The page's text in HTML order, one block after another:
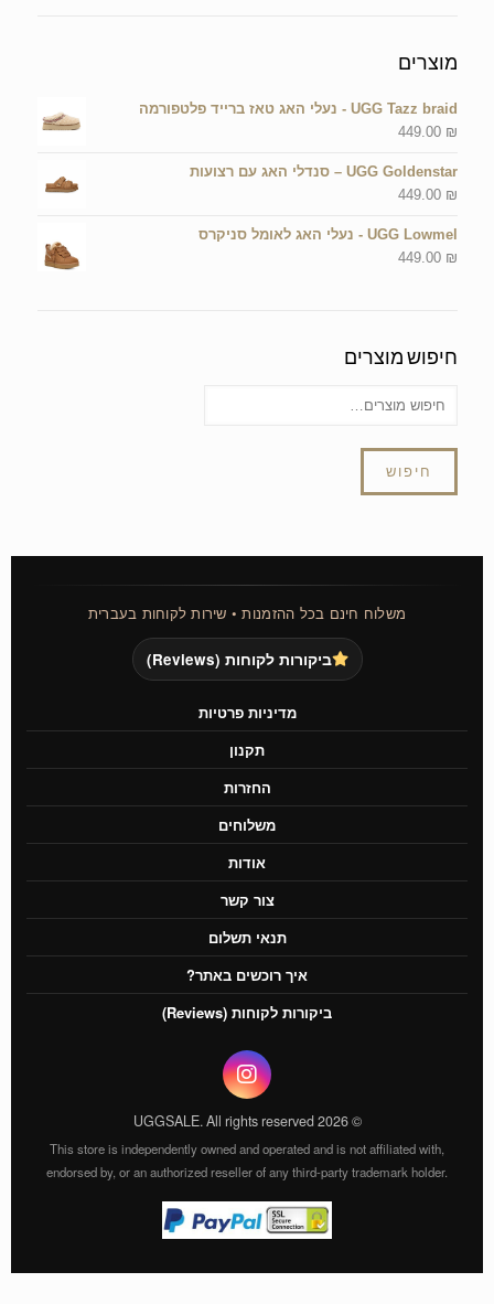
מוצרים
UGG Tazz braid - נעלי האג טאז ברייד פלטפורמה
449.00 ₪
UGG Goldenstar – סנדלי האג עם רצועות
449.00 ₪
UGG Lowmel - נעלי האג לאומל סניקרס
449.00 ₪
חיפוש מוצרים
חיפוש
משלוח חינם בכל ההזמנות • שירות לקוחות בעברית
ביקורות לקוחות (Reviews)
מדיניות פרטיות
תקנון
החזרות
משלוחים
אודות
צור קשר
תנאי תשלום
איך רוכשים באתר?
ביקורות לקוחות (Reviews)
©
2026
UGGSALE. All rights reserved
This store is independently owned and operated and is not affiliated with,
endorsed by, or an authorized reseller of any third-party trademark holder.